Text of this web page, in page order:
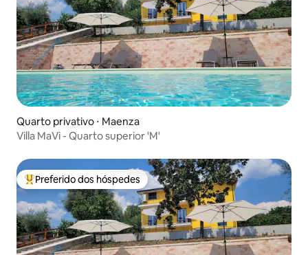
Quarto privativo ⋅ Maenza
Villa MaVi - Quarto superior 'M'
Entre os melhores preferidos dos hóspedes
Preferido dos hóspedes